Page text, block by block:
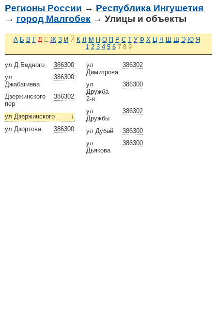
Регионы России → Республика Ингушетия
→ город Малгобек → Улицы и объекты
А Б В Г Д Е Ж З И Й К Л М Н О П Р С Т У Ф Х Ц Ч Ш Щ Э Ю Я
1 2 3 4 5 6 7 8 9
386300
ул Д.Бедного
386300
ул
Джабагиева
386302
Дзержинского
пер
↓
ул Дзержинского
386300
ул Дзортова
386302
ул
Димитрова
386300
ул
Дружба
2-я
386302
ул
Дружбы
386300
ул Дубай
386300
ул
Дьякова